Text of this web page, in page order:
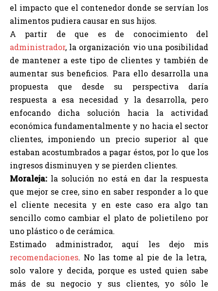
el impacto que el contenedor donde se servían los
alimentos pudiera causar en sus hijos.
A partir de que es de conocimiento del
administrador, la organización vio una posibilidad
de mantener a este tipo de clientes y también de
aumentar sus beneficios. Para ello desarrolla una
propuesta que desde su perspectiva daría
respuesta a esa necesidad y la desarrolla, pero
enfocando dicha solución hacia la actividad
económica fundamentalmente y no hacia el sector
clientes, imponiendo un precio superior al que
estaban acostumbrados a pagar éstos, por lo que los
ingresos disminuyen y se pierden clientes.
Moraleja: la solución no está en dar la respuesta
que mejor se cree, sino en saber responder a lo que
el cliente necesita y en este caso era algo tan
sencillo como cambiar el plato de polietileno por
uno plástico o de cerámica.
Estimado administrador, aquí les dejo mis
recomendaciones. No las tome al pie de la letra,
solo valore y decida, porque es usted quien sabe
más de su negocio y sus clientes, yo sólo le